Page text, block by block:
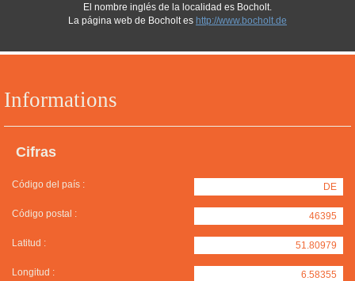
Informations
Cifras
Código del país : DE
Código postal : 46395
Latitud : 51.80979
Longitud : 6.58355
El nombre inglés de la localidad es Bocholt.
La página web de Bocholt es http://www.bocholt.de